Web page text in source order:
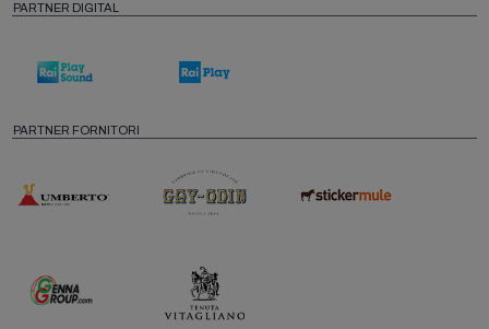
PARTNER DIGITAL
PARTNER FORNITORI